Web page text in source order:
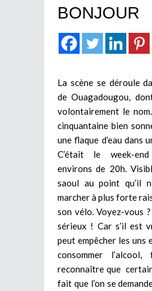
BONJOUR
La scène se déroule
de Ouagadougou,
volontairement le
cinquantaine bien
une flaque d’eau dans
C’était le week-
environs de 20h.
saoul au point qu’il
marcher à plus forte
son vélo. Voyez-vous
sérieux ! Car s’il est
peut empêcher les uns
consommer
reconnaître que
fait que l’on se